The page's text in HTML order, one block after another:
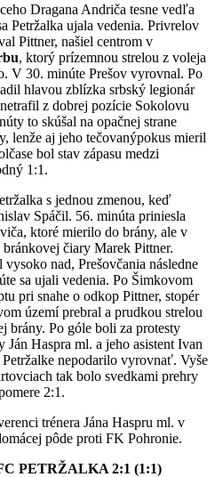
Dragana Andriča tesne vedľa
Petržalka ujala vedenia. Privrelov
Pittner, našiel centrom v
, ktorý prízemnou strelou z voleja
V 30. minúte Prešov vyrovnal. Po
hlavou zblízka srbský legionár
z dobrej pozície Sokolovu
to skúšal na opačnej strane
lenže aj jeho tečovanýpokus mieril
bol stav zápasu medzi
1:1.
s jednou zmenou, keď
Spáčil. 56. minúta priniesla
ktoré mierilo do brány, ale v
čiary Marek Pittner.
nad, Prešovčania následne
sa ujali vedenia. Po Šimkovom
pri snahe o odkop Pittner, stopér
území prebral a prudkou strelou
brány. Po góle boli za protesty
Haspra ml. a jeho asistent Ivan
nepodarilo vyrovnať. Vyše
tak bolo svedkami prehry
2:1.
trénera Jána Haspru ml. v
pôde proti FK Pohronie.
PETRŽALKA 2:1 (1:1)